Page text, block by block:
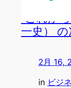
「これか
一史）
2月 16,
in ビジ